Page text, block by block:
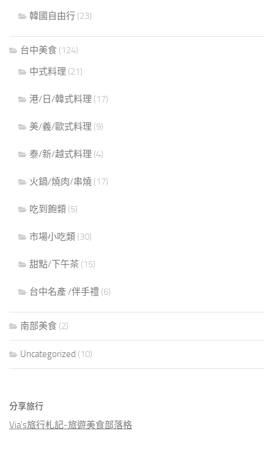
韓國自由行 (23)
台中美食 (124)
中式料理 (21)
港/日/韓式料理 (17)
美/義/歐式料理 (9)
泰/新/越式料理 (4)
火鍋/燒肉/串燒 (17)
吃到飽類 (5)
市場小吃類 (30)
甜點/下午茶 (15)
台中名產 /伴手禮 (6)
南部美食 (2)
Uncategorized (10)
分享旅行
Via's旅行札記-旅遊美食部落格